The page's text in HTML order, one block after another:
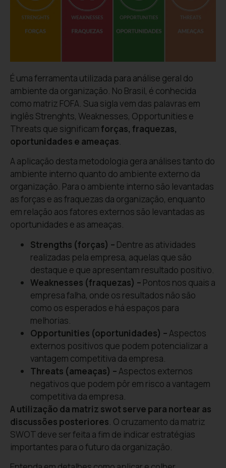
É uma ferramenta utilizada para análise geral do
ambiente da organização. No Brasil, é conhecida
como matriz FOFA. Sua sigla vem das palavras em
inglês Strenghts, Weaknesses, Opportunities e
Threats que significam forças, fraquezas,
oportunidades e ameaças.
A aplicação desta metodologia gera análises tanto do
ambiente interno quanto do ambiente externo da
organização. Para o ambiente interno são levantadas
as forças e as fraquezas da organização, enquanto
em relação aos fatores externos são levantadas as
oportunidades e as ameaças.
Strengths (forças) – Dentre as atividades
realizadas pela empresa, aquelas que são
destaque e que apresentam resultado positivo.
Weaknesses (fraquezas) – Pontos nos quais a
empresa falha, onde os resultados não são
como os esperados e há espaços para
melhorias.
Opportunities (oportunidades) –Aspectos
externos positivos que podem potencializar a
vantagem competitiva da empresa.
Threats (ameaças) –Aspectos externos
negativos que podem pôr em risco a vantagem
competitiva da empresa.
A utilização da matriz swot serve para nortear as
discussões posteriores. O cruzamento da matriz
SWOT deve ser feita a fim de indicar estratégias
importantes para o futuro da organização.